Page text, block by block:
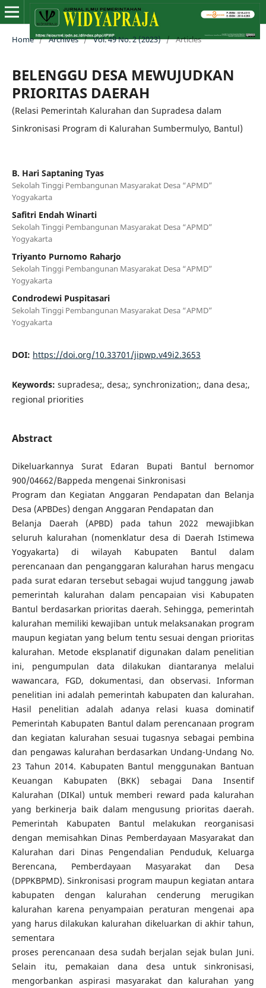
Home / Archives / Vol. 49 No. 2 (2023) / Articles
BELENGGU DESA MEWUJUDKAN
PRIORITAS DAERAH
(Relasi Pemerintah Kalurahan dan Supradesa dalam
Sinkronisasi Program di Kalurahan Sumbermulyo, Bantul)
B. Hari Saptaning Tyas
Sekolah Tinggi Pembangunan Masyarakat Desa “APMD”
Yogyakarta
Safitri Endah Winarti
Sekolah Tinggi Pembangunan Masyarakat Desa “APMD”
Yogyakarta
Triyanto Purnomo Raharjo
Sekolah Tinggi Pembangunan Masyarakat Desa “APMD”
Yogyakarta
Condrodewi Puspitasari
Sekolah Tinggi Pembangunan Masyarakat Desa “APMD”
Yogyakarta
DOI: https://doi.org/10.33701/jipwp.v49i2.3653
Keywords: supradesa;, desa;, synchronization;, dana desa;,
regional priorities
Abstract
Dikeluarkannya Surat Edaran Bupati Bantul bernomor
900/04662/Bappeda mengenai Sinkronisasi
Program dan Kegiatan Anggaran Pendapatan dan Belanja
Desa (APBDes) dengan Anggaran Pendapatan dan
Belanja Daerah (APBD) pada tahun 2022 mewajibkan
seluruh kalurahan (nomenklatur desa di Daerah Istimewa
Yogyakarta) di wilayah Kabupaten Bantul dalam
perencanaan dan penganggaran kalurahan harus mengacu
pada surat edaran tersebut sebagai wujud tanggung jawab
pemerintah kalurahan dalam pencapaian visi Kabupaten
Bantul berdasarkan prioritas daerah. Sehingga, pemerintah
kalurahan memiliki kewajiban untuk melaksanakan program
maupun kegiatan yang belum tentu sesuai dengan prioritas
kalurahan. Metode eksplanatif digunakan dalam penelitian
ini, pengumpulan data dilakukan diantaranya melalui
wawancara, FGD, dokumentasi, dan observasi. Informan
penelitian ini adalah pemerintah kabupaten dan kalurahan.
Hasil penelitian adalah adanya relasi kuasa dominatif
Pemerintah Kabupaten Bantul dalam perencanaan program
dan kegiatan kalurahan sesuai tugasnya sebagai pembina
dan pengawas kalurahan berdasarkan Undang-Undang No.
23 Tahun 2014. Kabupaten Bantul menggunakan Bantuan
Keuangan Kabupaten (BKK) sebagai Dana Insentif
Kalurahan (DIKal) untuk memberi reward pada kalurahan
yang berkinerja baik dalam mengusung prioritas daerah.
Pemerintah Kabupaten Bantul melakukan reorganisasi
dengan memisahkan Dinas Pemberdayaan Masyarakat dan
Kalurahan dari Dinas Pengendalian Penduduk, Keluarga
Berencana, Pemberdayaan Masyarakat dan Desa
(DPPKBPMD). Sinkronisasi program maupun kegiatan antara
kabupaten dengan kalurahan cenderung merugikan
kalurahan karena penyampaian peraturan mengenai apa
yang harus dilakukan kalurahan dikeluarkan di akhir tahun,
sementara
proses perencanaan desa sudah berjalan sejak bulan Juni.
Selain itu, pemakaian dana desa untuk sinkronisasi,
mengorbankan aspirasi masyarakat dan kalurahan yang